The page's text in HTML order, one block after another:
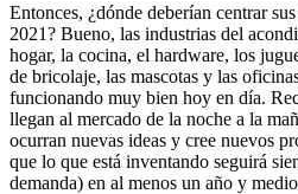
Entonces, ¿dónde deberían centrar
2021? Bueno, las industrias del
hogar, la cocina, el hardware, los
de bricolaje, las mascotas y las
funcionando muy bien hoy en día.
llegan al mercado de la noche a la
ocurran nuevas ideas y cree nuevos
que lo que está inventando seguirá
demanda) en al menos un año y